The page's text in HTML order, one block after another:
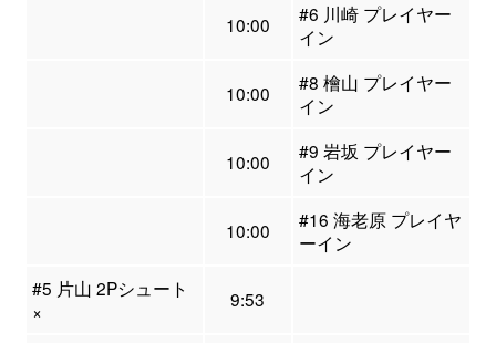
10:00
#6 川崎 プレイヤー
イン
10:00
#8 檜山 プレイヤー
イン
10:00
#9 岩坂 プレイヤー
イン
10:00
#16 海老原 プレイヤ
ーイン
#5 片山 2Pシュート
×
9:53